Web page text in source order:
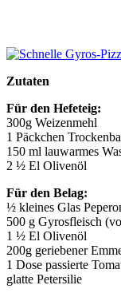
Zutaten
Für den Hefeteig:
300g Weizenmehl
1 Päckchen
150 ml lauwarmes
2 ½ El Olivenöl
Für den Belag:
½ kleines Glas
500 g Gyrosfleisch
1 ½ El Olivenöl
200g geriebener
1 Dose passierte
glatte Petersilie